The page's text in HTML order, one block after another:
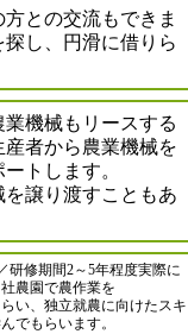
との交流もできま
し、円滑に借りら
機械もリースする
者から農業機械を
トします。
譲り渡すこともあ
研修期間2～5年程度実際に
農園で農作業を
い、独立就農に向けたスキ
でもらいます。